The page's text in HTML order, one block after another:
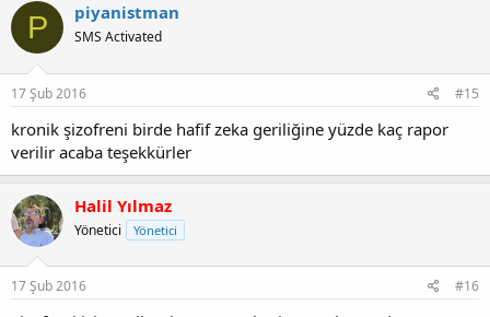
P piyanistman
SMS Activated
17 Şub 2016 #15
kronik şizofreni birde hafif zeka geriliğine yüzde kaç rapor
verilir acaba teşekkürler
Halil Yılmaz
Yönetici Yönetici
17 Şub 2016 #16